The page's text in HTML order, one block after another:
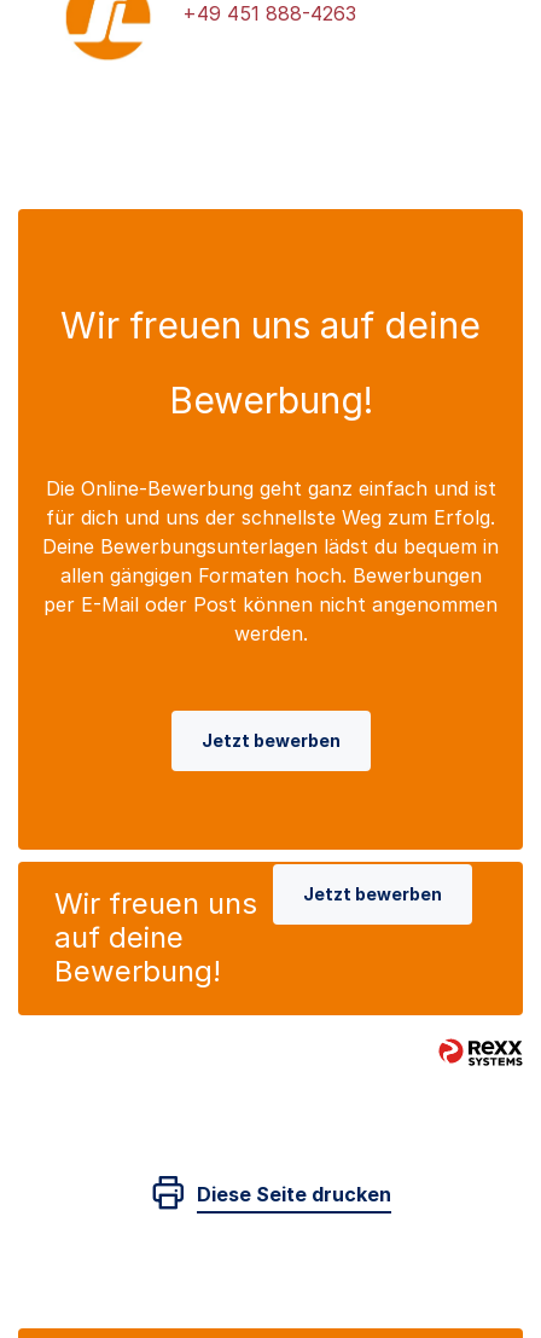
+49 451 888-4263
Wir freuen uns auf deine
Bewerbung!
Die Online-Bewerbung geht ganz einfach und ist
für dich und uns der schnellste Weg zum Erfolg.
Deine Bewerbungsunterlagen lädst du bequem in
allen gängigen Formaten hoch. Bewerbungen
per E-Mail oder Post können nicht angenommen
werden.
Jetzt bewerben
Wir freuen uns
auf deine
Bewerbung!
Jetzt bewerben
Diese Seite drucken